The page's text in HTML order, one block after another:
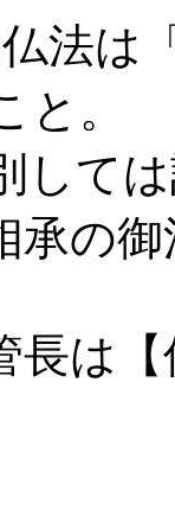
法は
と。
して
承の
長は